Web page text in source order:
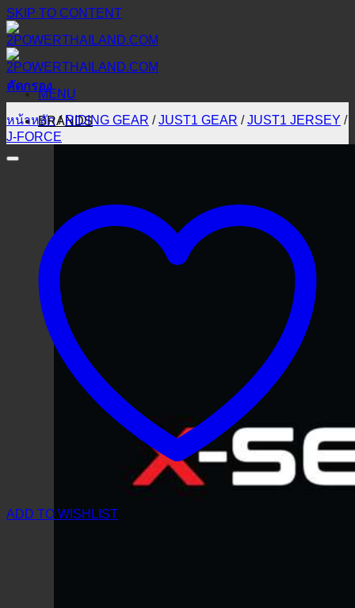
SKIP TO CONTENT
MENU
BRANDS
คัดกรอง
หน้าหลัก / RIDING GEAR / JUST1 GEAR / JUST1 JERSEY /
J-FORCE
ADD TO WISHLIST